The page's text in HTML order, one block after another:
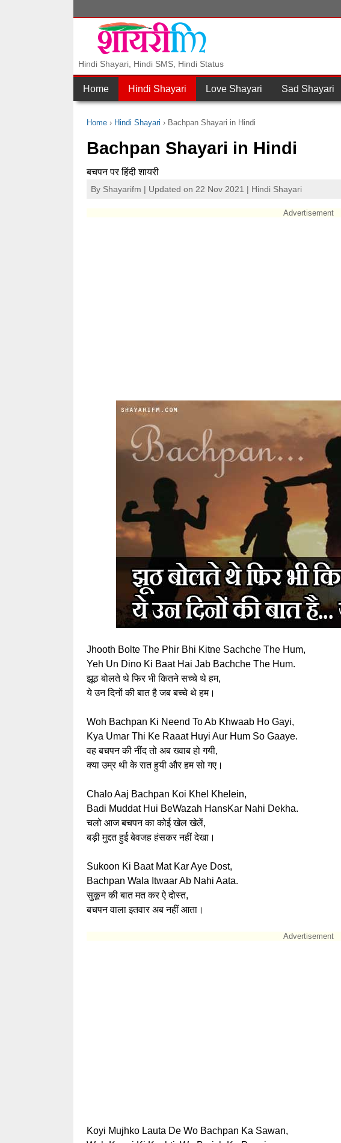
Hindi Shayari, Hindi SMS, Hindi Status
Home Hindi Shayari Love Shayari Sad Shayari
Home Hindi Shayari Bachpan Shayari in Hindi
Bachpan Shayari in Hindi
बचपन पर हिंदी शायरी
By Shayarifm | Updated on 22 Nov 2021 | Hindi Shayari
Advertisement
Jhooth Bolte The Phir Bhi Kitne Sachche The Hum,
Yeh Un Dino Ki Baat Hai Jab Bachche The Hum.
झूठ बोलते थे फिर भी कितने सच्चे थे हम,
ये उन दिनों की बात है जब बच्चे थे हम।
Woh Bachpan Ki Neend To Ab Khwaab Ho Gayi,
Kya Umar Thi Ke Raaat Huyi Aur Hum So Gaaye.
वह बचपन की नींद तो अब ख्वाब हो गयी,
क्या उम्र थी के रात हुयी और हम सो गए।
Chalo Aaj Bachpan Koi Khel Khelein,
Badi Muddat Hui BeWazah HansKar Nahi Dekha.
चलो आज बचपन का कोई खेल खेलें,
बड़ी मुद्दत हुई बेवजह हंसकर नहीं देखा।
Sukoon Ki Baat Mat Kar Aye Dost,
Bachpan Wala Itwaar Ab Nahi Aata.
सुकून की बात मत कर ऐ दोस्त,
बचपन वाला इतवार अब नहीं आता।
Advertisement
Koyi Mujhko Lauta De Wo Bachpan Ka Sawan,